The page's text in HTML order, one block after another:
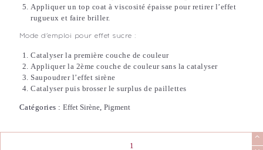
Appliquer un top coat à viscosité épaisse pour retirer l’effet
rugueux et faire briller.
Mode d’emploi pour effet sucre :
Catalyser la première couche de couleur
Appliquer la 2ème couche de couleur sans la catalyser
Saupoudrer l’effet sirène
Catalyser puis brosser le surplus de paillettes
Catégories : Effet Sirène, Pigment